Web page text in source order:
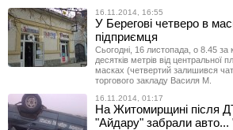
16.11.2014, 16:55
У Берегові четверо в
підприємця
Сьогодні, 16 листопада, о 8.45
десятків метрів від центральної
масках (четвертий залишився
торгового закладу Василя М.
16.11.2014, 01:17
На Житомирщині після
"Айдару" забрали